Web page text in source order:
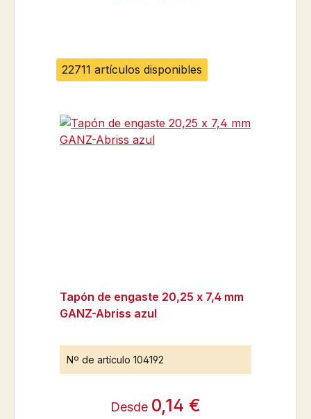
22711 artículos disponibles
Tapón de engaste 20,25 x 7,4 mm
GANZ-Abriss azul
Nº de artículo 104192
Desde 0,14 €